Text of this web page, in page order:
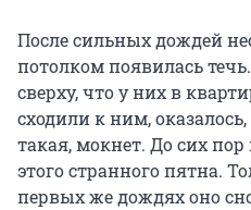
После сильных дождей
потолком появилась
сверху, что у них в
сходили к ним,
такая, мокнет. До сих
этого странного пятна.
первых же дождях оно